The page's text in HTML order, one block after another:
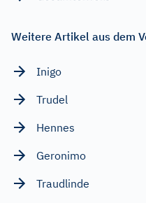
Weitere Artikel aus dem
Inigo
Trudel
Hennes
Geronimo
Traudlinde